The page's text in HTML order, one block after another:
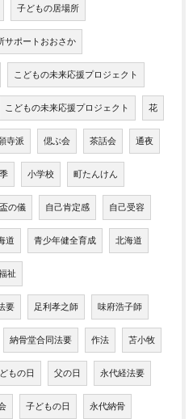
子どもの居場所
サポートおおさか
こどもの未来応援プロジェクト
こどもの未来応援プロジェクト 花
寺派 偲ぶ会 茶話会 通夜
小学校 町たんけん
の儀 自己肯定感 自己受容
道 青少年健全育成 北海道
祉
要 足利孝之師 味府浩子師
納骨堂合同法要 作法 苫小牧
もの日 父の日 永代経法要
子どもの日 永代納骨